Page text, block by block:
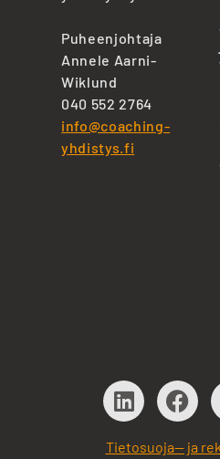
Puheenjohtaja
Annele Aarni-
Wiklund
040 552 2764
info@coaching-
yhdistys.fi
Tietosuoja— ja